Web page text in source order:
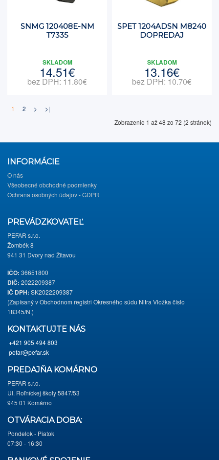
SNMG 120408E-NM
T7335
SKLADOM
14.51€
bez DPH: 11.80€
SPET 1204ADSN M8240
DOPREDAJ
SKLADOM
13.16€
bez DPH: 10.70€
1 2 >
>|
Zobrazenie 1 až 48 zo 72 (2 stránok)
INFORMÁCIE
O nás
Všeobecné obchodné podmienky
Ochrana osobných údajov - GDPR
PREVÁDZKOVATEĽ
PEFAR s.r.o.
Žombék 8
941 31 Dvory nad Žitavou
IČO: 36651800
DIČ: 2022209387
IČ DPH: SK2022209387
(Zapísaný v Obchodnom registri Okresného súdu Nitra Vložka číslo
18345/N.)
KONTAKTUJTE NÁS
+421 905 494 803
pefar@pefar.sk
PREDAJŇA KOMÁRNO
PEFAR s.r.o.
Ul. Roľníckej školy 5847/53
945 01 Komárno
OTVÁRACIA DOBA:
Pondelok - Piatok
07:30 - 16:30